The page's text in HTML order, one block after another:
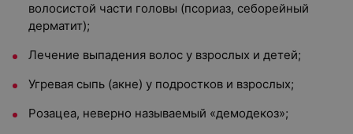
волосистой части головы (псориаз, себорейный
дерматит);
Лечение выпадения волос у взрослых и детей;
Угревая сыпь (акне) у подростков и взрослых;
Розацеа, неверно называемый «демодекоз»;